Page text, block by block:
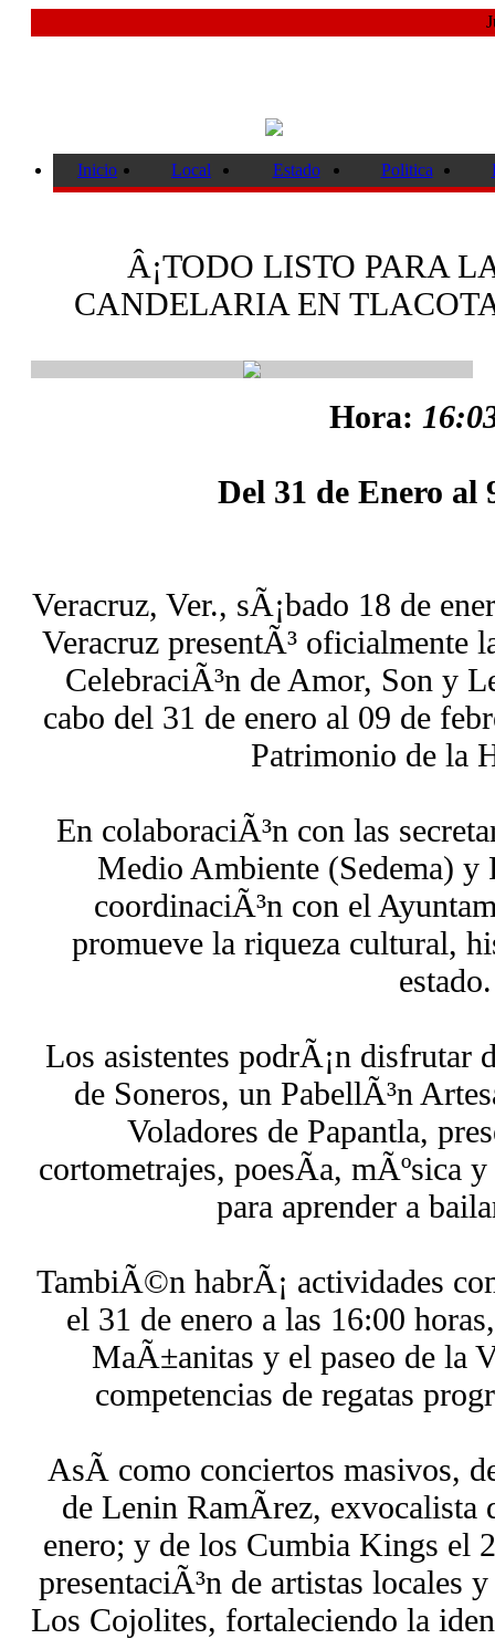
Inicio Local Estado Politica
Â¡TODO LISTO PARA
CANDELARIA EN
Hora:
Del 31 de Enero al
Veracruz, Ver., sÃ¡bado 18 de
Veracruz presentÃ³ oficialmente
CelebraciÃ³n de Amor, Son y
cabo del 31 de enero al 09 de
Patrimonio de la
En colaboraciÃ³n con las
Medio Ambiente (Sedema)
coordinaciÃ³n con el
promueve la riqueza cultural,
estado.
Los asistentes podrÃ¡n disfrutar
de Soneros, un PabellÃ³n
Voladores de Papantla,
cortometrajes, poesÃ­a, mÃºsica
para aprender a
TambiÃ©n habrÃ¡ actividades
el 31 de enero a las 16:00
MaÃ±anitas y el paseo de la
competencias de regatas
AsÃ­ como conciertos masivos,
de Lenin RamÃ­rez, exvocalista
enero; y de los Cumbia Kings el
presentaciÃ³n de artistas locales
Los Cojolites, fortaleciendo la